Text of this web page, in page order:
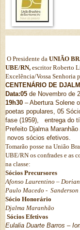
O Presidente da UNIÃO
UBE/RN, escritor Roberto
Excelência/Vossa Senhoria
CENTENÁRIO DE
Data:05 de Novembro de
19h30 – Abertura Solene
poetas populares, 05
fase (1959), entrega do
Prefeito Djalma Maranhão
novos sócios efetivos.
Tomarão posse na União
UBE/RN os confrades e as
na classe:
Sócios Precursores
Afonso Laurentino –
Paulo Macedo -
Sócio Honorário
Djalma Maranhão
Sócios Efetivos
Eulalia Duarte Barros –